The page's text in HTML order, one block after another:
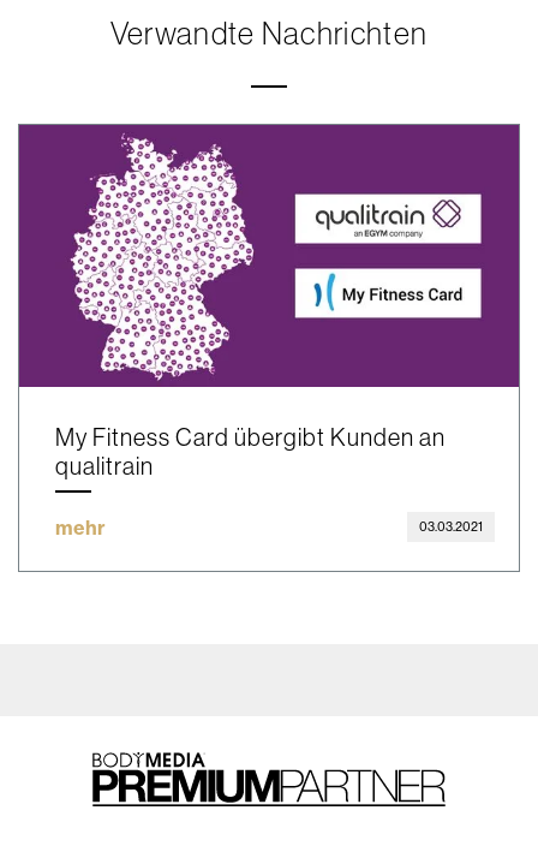
Verwandte Nachrichten
My Fitness Card übergibt Kunden an
qualitrain
mehr 03.03.2021